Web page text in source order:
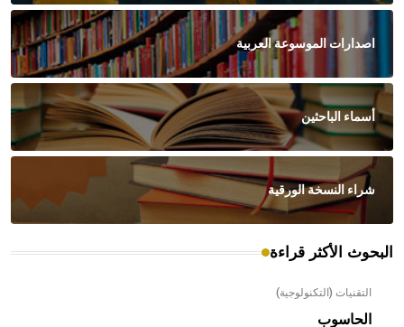
اصدارات الموسوعة العربية
أسماء الباحثين
شراء النسخة الورقية
البحوث الأكثر قراءة
التقنيات (التكنولوجية)
الحاسوب